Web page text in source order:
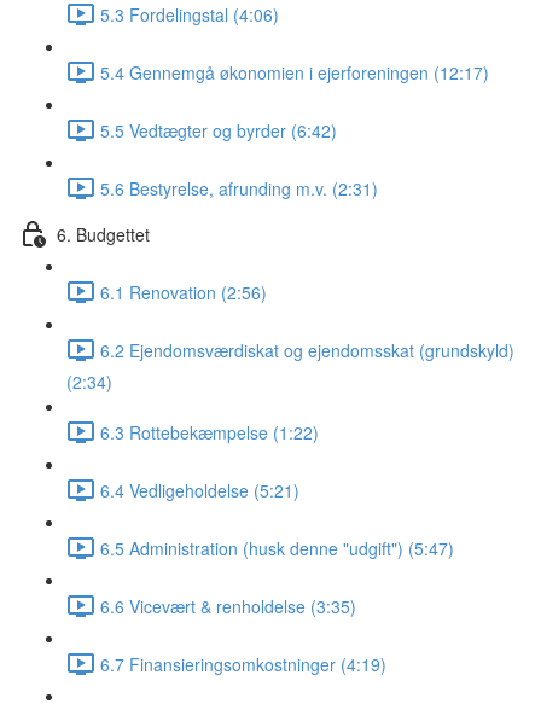
5.3 Fordelingstal (4:06)
5.4 Gennemgå økonomien i ejerforeningen (12:17)
5.5 Vedtægter og byrder (6:42)
5.6 Bestyrelse, afrunding m.v. (2:31)
6. Budgettet
6.1 Renovation (2:56)
6.2 Ejendomsværdiskat og ejendomsskat (grundskyld)
(2:34)
6.3 Rottebekæmpelse (1:22)
6.4 Vedligeholdelse (5:21)
6.5 Administration (husk denne "udgift") (5:47)
6.6 Vicevært & renholdelse (3:35)
6.7 Finansieringsomkostninger (4:19)